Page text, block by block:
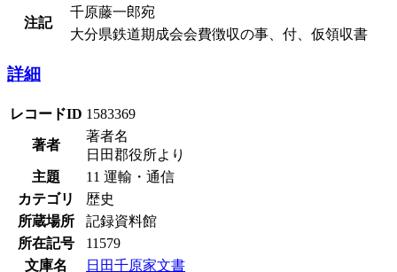
注記
千原藤一郎宛
大分県鉄道期成会会費徴収の事、付、仮領収書
詳細
レコードID 1583369
著者
著者名
日田郡役所より
主題
11 運輸・通信
カテゴリ
歴史
所蔵場所
記録資料館
所在記号
11579
文庫名
日田千原家文書